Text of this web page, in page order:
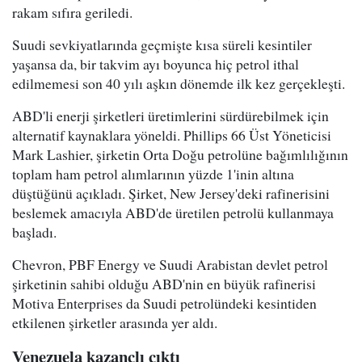
rakam sıfıra geriledi.
Suudi sevkiyatlarında geçmişte kısa süreli kesintiler
yaşansa da, bir takvim ayı boyunca hiç petrol ithal
edilmemesi son 40 yılı aşkın dönemde ilk kez gerçekleşti.
ABD'li enerji şirketleri üretimlerini sürdürebilmek için
alternatif kaynaklara yöneldi. Phillips 66 Üst Yöneticisi
Mark Lashier, şirketin Orta Doğu petrolüne bağımlılığının
toplam ham petrol alımlarının yüzde 1'inin altına
düştüğünü açıkladı. Şirket, New Jersey'deki rafinerisini
beslemek amacıyla ABD'de üretilen petrolü kullanmaya
başladı.
Chevron, PBF Energy ve Suudi Arabistan devlet petrol
şirketinin sahibi olduğu ABD'nin en büyük rafinerisi
Motiva Enterprises da Suudi petrolündeki kesintiden
etkilenen şirketler arasında yer aldı.
Venezuela kazançlı çıktı